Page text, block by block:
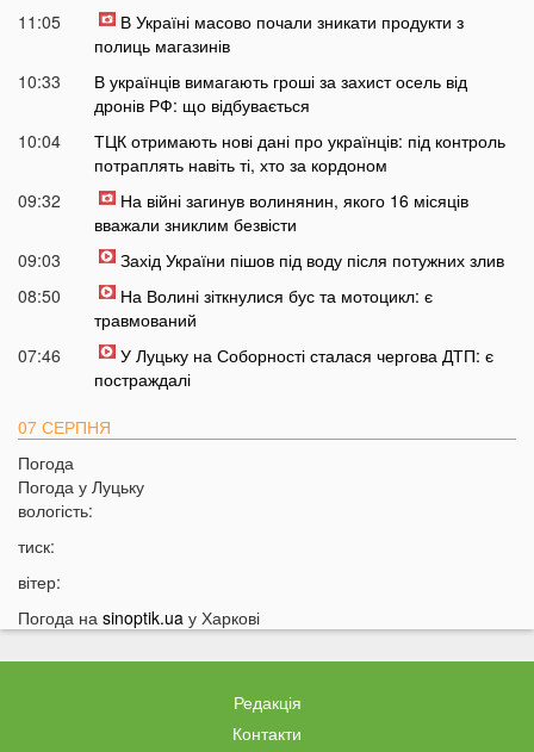
11:05
В Україні масово почали зникати продукти з
полиць магазинів
10:33
В українців вимагають гроші за захист осель від
дронів РФ: що відбувається
10:04
ТЦК отримають нові дані про українців: під контроль
потраплять навіть ті, хто за кордоном
09:32
На війні загинув волинянин, якого 16 місяців
вважали зниклим безвісти
09:03
Захід України пішов під воду після потужних злив
08:50
На Волині зіткнулися бус та мотоцикл: є
травмований
07:46
У Луцьку на Соборності сталася чергова ДТП: є
постраждалі
07 СЕРПНЯ
20:31
20:17
19:30
Назвали найжадібніших чоловіків за знаком Зодіаку
19:15
Ці речі категорично заборонено робити під час грози
На заході України чоловік впіймав 10-кілограмову
Погода
Погода у Луцьку
вологість:
тиск:
вітер:
Погода на sinoptik.ua у Харкові
Редакція
Контакти